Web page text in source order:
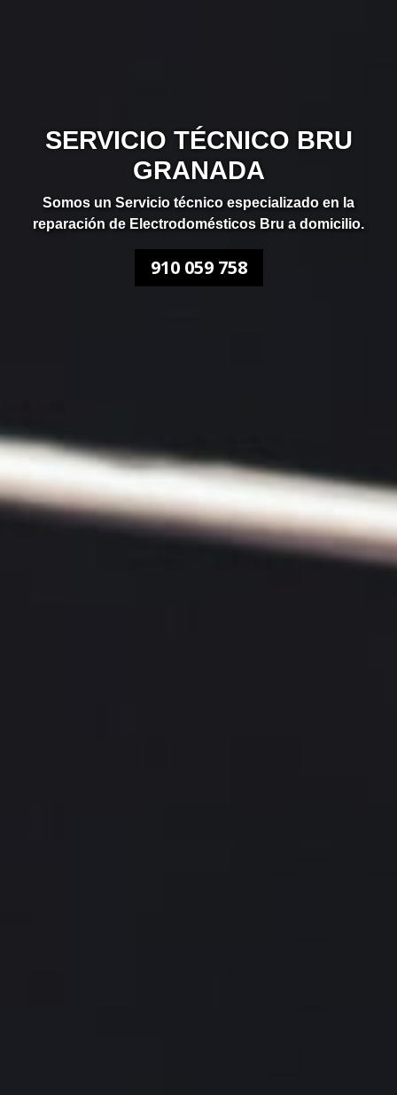
SERVICIO TÉCNICO BRU
GRANADA
Somos un Servicio técnico especializado en la
reparación de Electrodomésticos Bru a domicilio.
910 059 758